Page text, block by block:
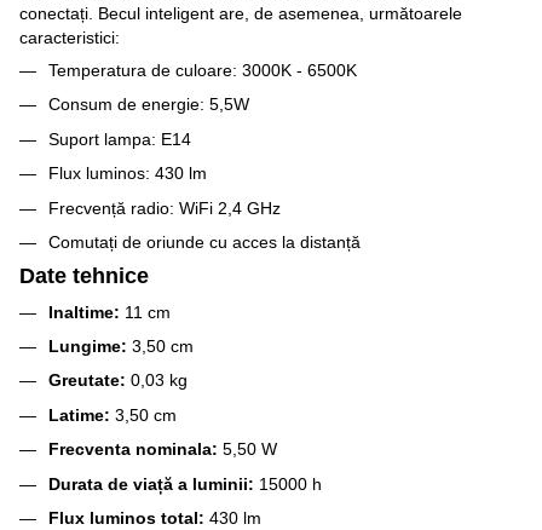
conectați. Becul inteligent are, de asemenea, următoarele
caracteristici:
Temperatura de culoare: 3000K - 6500K
Consum de energie: 5,5W
Suport lampa: E14
Flux luminos: 430 lm
Frecvență radio: WiFi 2,4 GHz
Comutați de oriunde cu acces la distanță
Date tehnice
Inaltime: 11 cm
Lungime: 3,50 cm
Greutate: 0,03 kg
Latime: 3,50 cm
Frecventa nominala: 5,50 W
Durata de viață a luminii: 15000 h
Flux luminos total: 430 lm